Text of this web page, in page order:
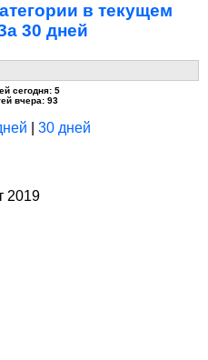
в текущем
30 дней
сегодня: 5
вчера: 93
30 дней
2019